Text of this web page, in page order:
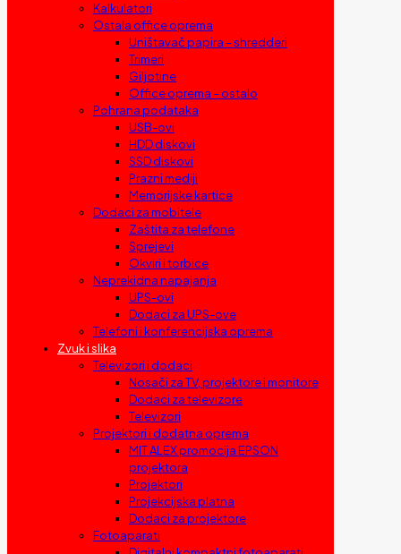
Kalkulatori
Ostala office oprema
Uništavač papira – shredderi
Trimeri
Giljotine
Office oprema – ostalo
Pohrana podataka
USB-ovi
HDD diskovi
SSD diskovi
Prazni mediji
Memorijske kartice
Dodaci za mobitele
Zaštita za telefone
Sprejevi
Okviri i torbice
Neprekidna napajanja
UPS-ovi
Dodaci za UPS-ove
Telefoni i konferencijska oprema
Zvuk i slika
Televizori i dodaci
Nosači za TV, projektore i monitore
Dodaci za televizore
Televizori
Projektori i dodatna oprema
MIT ALEX promocija EPSON
projektora
Projektori
Projekcijska platna
Dodaci za projektore
Fotoaparati